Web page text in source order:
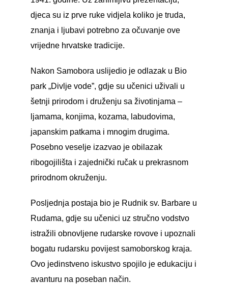
djeca su iz prve ruke vidjela koliko je truda,
znanja i ljubavi potrebno za očuvanje ove
vrijedne hrvatske tradicije.
Nakon Samobora uslijedio je odlazak u Bio
park „Divlje vode”, gdje su učenici uživali u
šetnji prirodom i druženju sa životinjama –
ljamama, konjima, kozama, labudovima,
japanskim patkama i mnogim drugima.
Posebno veselje izazvao je obilazak
ribogojilišta i zajednički ručak u prekrasnom
prirodnom okruženju.
Posljednja postaja bio je Rudnik sv. Barbare u
Rudama, gdje su učenici uz stručno vodstvo
istražili obnovljene rudarske rovove i upoznali
bogatu rudarsku povijest samoborskog kraja.
Ovo jedinstveno iskustvo spojilo je edukaciju i
avanturu na poseban način.